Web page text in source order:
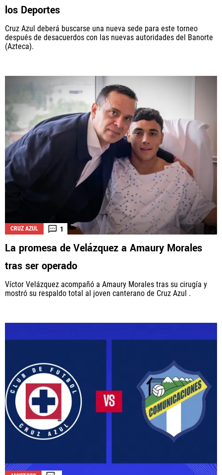
los Deportes
Cruz Azul deberá buscarse una nueva sede para este torneo
después de desacuerdos con las nuevas autoridades del Banorte
(Azteca).
CRUZ AZUL 1
La promesa de Velázquez a Amaury Morales
tras ser operado
Víctor Velázquez acompañó a Amaury Morales tras su cirugía y
mostró su respaldo total al joven canterano de Cruz Azul .